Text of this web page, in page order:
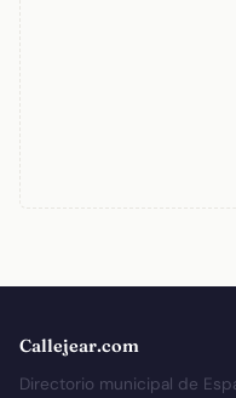
Callejear.com
Directorio municipal de